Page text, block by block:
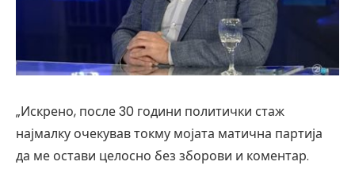
„Искрено, после 30 години политички стаж
најмалку очекував токму мојата матична партија
да ме остави целосно без зборови и коментар.